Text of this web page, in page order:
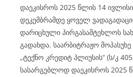
დაეკისროს 2025 წლის 14
დეკემბრამდე ყოველ
დარიცხული პირგასამტეხლოს
გადახდა. საარბიტრაჟო მოპასუხე
„ტექნო კრედიტ პლიუსის“ (ს/კ
სასარგებლოდ დაეკისროს 2025